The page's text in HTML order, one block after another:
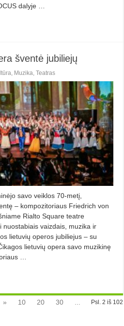
dalyje …
šventė jubiliejų
, Muzika,Teatras
savo veiklos 70-metį,
– kompozitoriaus Friedrich von
Rialto Square teatre
nuostabiais vaizdais, muzika ir
lietuvių operos jubiliejus – su
lietuvių opera savo muzikinę
…
Psl. 2 iš 102
» 10 20 30